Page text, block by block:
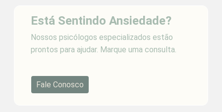
Está Sentindo Ansiedade?
Nossos psicólogos especializados estão
prontos para ajudar. Marque uma consulta.
Fale Conosco